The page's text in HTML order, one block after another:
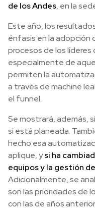
de los Andes, en la
Este año, los
énfasis en la adopción
procesos de los líderes
especialmente de
permiten la
a través de machine
el funnel.
Se mostrará, además,
si está planeada.
hecho esa
aplique, ysi ha
equipos y la gestión
Adicionalmente, se
son las prioridades de
con las de años